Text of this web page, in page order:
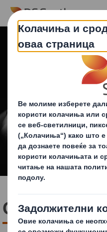
Skip to main content
Одговорно